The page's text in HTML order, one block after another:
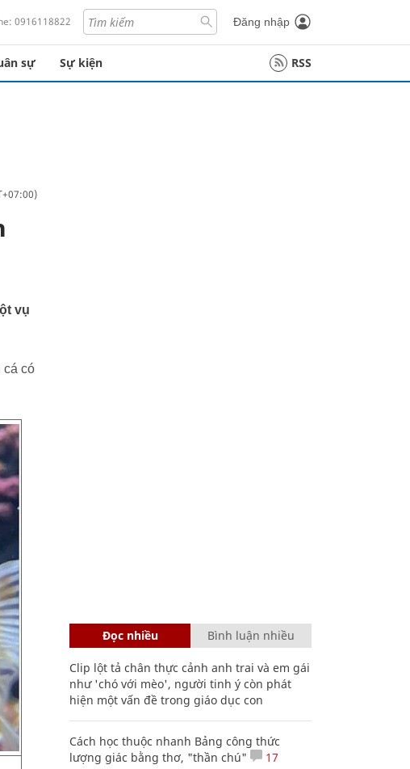
0916118822 Đăng nhập
sự Sự kiện RSS
vụ
cá có
Đọc nhiều Bình luận nhiều
Clip lột tả chân thực cảnh anh trai và em gái
như 'chó với mèo', người tinh ý còn phát
hiện một vấn đề trong giáo dục con
Cách học thuộc nhanh Bảng công thức
lượng giác bằng thơ, "thần chú"
17